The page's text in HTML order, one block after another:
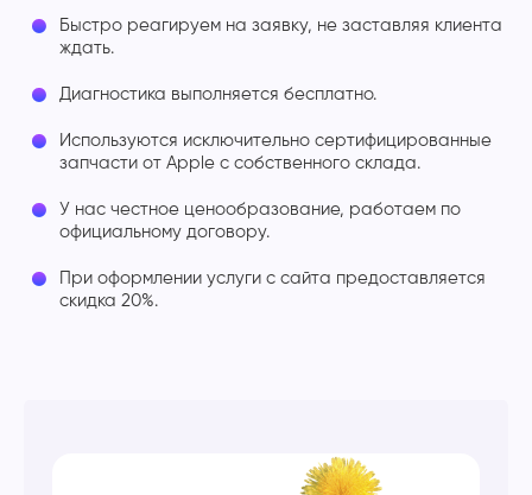
Быстро реагируем на заявку, не заставляя клиента
ждать.
Диагностика выполняется бесплатно.
Используются исключительно сертифицированные
запчасти от Apple с собственного склада.
У нас честное ценообразование, работаем по
официальному договору.
При оформлении услуги с сайта предоставляется
скидка 20%.